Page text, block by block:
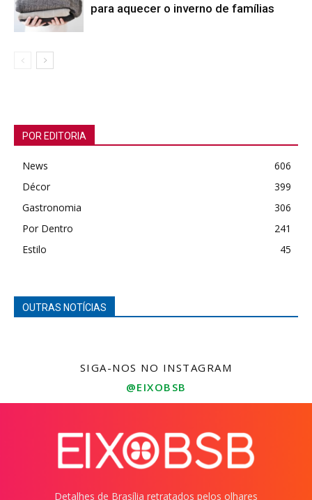
para aquecer o inverno de famílias
POR EDITORIA
News
606
Décor
399
Gastronomia
306
Por Dentro
241
Estilo
45
OUTRAS NOTÍCIAS
SIGA-NOS NO INSTAGRAM
@EIXOBSB
Detalhes de Brasília retratados pelos olhares